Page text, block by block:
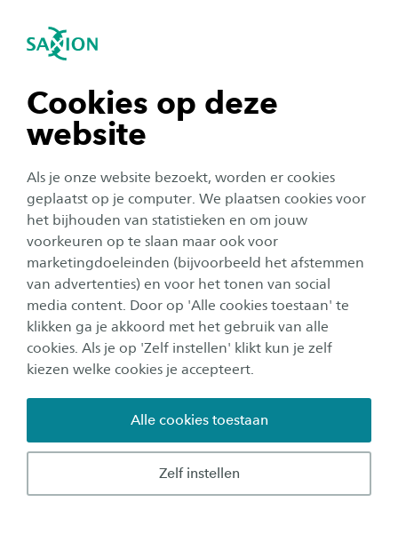
Cookies op deze
website
Als je onze website bezoekt, worden er cookies
geplaatst op je computer. We plaatsen cookies voor
het bijhouden van statistieken en om jouw
voorkeuren op te slaan maar ook voor
marketingdoeleinden (bijvoorbeeld het afstemmen
van advertenties) en voor het tonen van social
media content. Door op 'Alle cookies toestaan' te
klikken ga je akkoord met het gebruik van alle
cookies. Als je op 'Zelf instellen' klikt kun je zelf
kiezen welke cookies je accepteert.
Zelf instellen
Alle cookies toestaan
Navigatie openen
tonen
tonen
tonen
tonen
sluiten
Redesign Heritage (NL)
Subnavigatie tonen
Erfgoed; nieuwe toekomst
met jouw ontwerp! (NL/EN)
Redesign Heritage, het herontwerpen van
erfgoed, is een actueel thema. Het gaat om
plekken, gebouwen en objecten vol van